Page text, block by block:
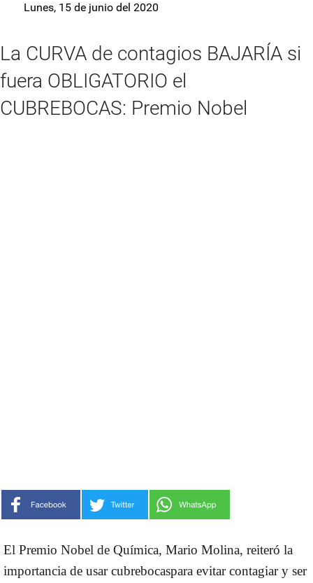
Lunes, 15 de junio del 2020
La CURVA de contagios BAJARÍA si
fuera OBLIGATORIO el
CUBREBOCAS: Premio Nobel
El Premio Nobel de Química, Mario Molina, reiteró la
importancia de usar cubrebocaspara evitar contagiar y ser